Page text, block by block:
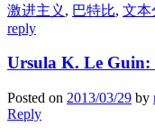
激进主义 , 巴特比, 文本
reply
Ursula K. Le Guin:
Posted on 2013/03/29 by
Reply